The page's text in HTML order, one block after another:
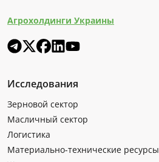
Агрохолдинги Украины
Исследования
Зерновой сектор
Масличный сектор
Логистика
Материально-технические ресурсы